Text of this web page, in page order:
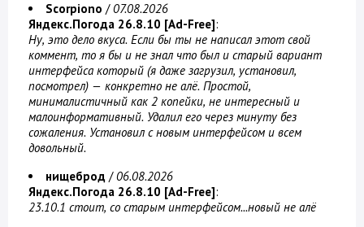
Scorpiono /07.08.2026
Яндекс.Погода 26.8.10 [Ad-Free]:
Ну, это дело вкуса. Если бы ты не написал этот свой
коммент, то я бы и не знал что был и старый вариант
интерфейса который (я даже загрузил, установил,
посмотрел) — конкретно не алё. Простой,
минималистичный как 2 копейки, не интересный и
малоинформативный. Удалил его через минуту без
сожаления. Установил с новым интерфейсом и всем
довольный.
нищеброд /06.08.2026
Яндекс.Погода 26.8.10 [Ad-Free]:
23.10.1 стоит, со старым интерфейсом...новый не алё